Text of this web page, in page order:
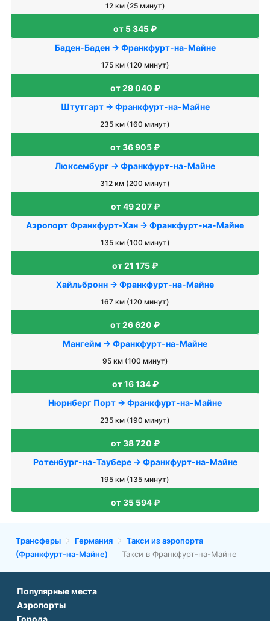
12 км (25 минут)
от 5 345 ₽
Баден-Баден → Франкфурт-на-Майне
175 км (120 минут)
от 29 040 ₽
Штутгарт → Франкфурт-на-Майне
235 км (160 минут)
от 36 905 ₽
Люксембург → Франкфурт-на-Майне
312 км (200 минут)
от 49 207 ₽
Аэропорт Франкфурт-Хан → Франкфурт-на-Майне
135 км (100 минут)
от 21 175 ₽
Хайльбронн → Франкфурт-на-Майне
167 км (120 минут)
от 26 620 ₽
Мангейм → Франкфурт-на-Майне
95 км (100 минут)
от 16 134 ₽
Нюрнберг Порт → Франкфурт-на-Майне
235 км (190 минут)
от 38 720 ₽
Ротенбург-на-Таубере → Франкфурт-на-Майне
195 км (135 минут)
от 35 594 ₽
Трансферы Германия
Такси из аэропорта
(Франкфурт-на-Майне)
Такси в Франкфурт-на-Майне
Популярные места
Аэропорт Подгорицы
Аэропорты
Города